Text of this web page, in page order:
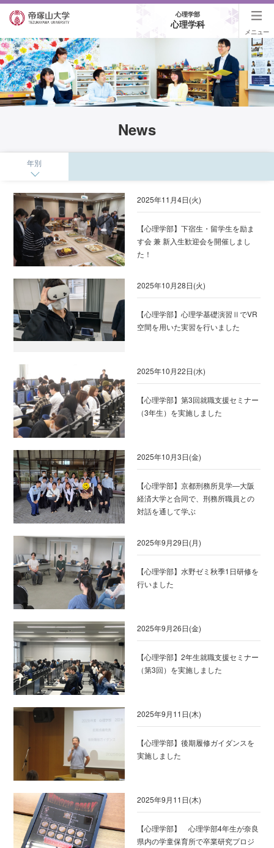
心理学部
心理学科
メニュー
News
年別
2025年11月4日(火)
【心理学部】下宿生・留学生を励ま
す会 兼 新入生歓迎会を開催しまし
た！
2025年10月28日(火)
【心理学部】心理学基礎演習ⅡでVR
空間を用いた実習を行いました
2025年10月22日(水)
【心理学部】第3回就職支援セミナー
（3年生）を実施しました
2025年10月3日(金)
【心理学部】京都刑務所見学―大阪
経済大学と合同で、刑務所職員との
対話を通して学ぶ
2025年9月29日(月)
【心理学部】水野ゼミ秋季1日研修を
行いました
2025年9月26日(金)
【心理学部】2年生就職支援セミナー
（第3回）を実施しました
2025年9月11日(木)
【心理学部】後期履修ガイダンスを
実施しました
2025年9月11日(木)
【心理学部】 心理学部4年生が奈良
県内の学童保育所で卒業研究プロジ